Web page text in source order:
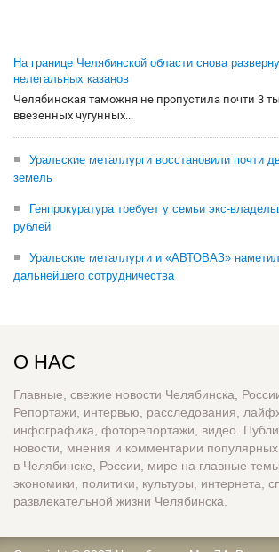
На границе Челябинской области снова
нелегальных казанов
Челябинская таможня не пропустила почти 3
ввезенных чугунных...
Уральские металлурги восстановили почти
земель
Генпрокуратура требует у семьи экс-
рублей
Уральские металлурги и «АВТОВАЗ»
дальнейшего сотрудничества
О НАС
Главные, свежие новости Челябинска,
Репортажи, интервью, расследования,
инфографика, фоторепортажи, видео.
новости, мнения и комментарии
в Челябинске, России, мире на главные
экономики, политики, культуры, интернета,
развлекательной жизни Челябинска.